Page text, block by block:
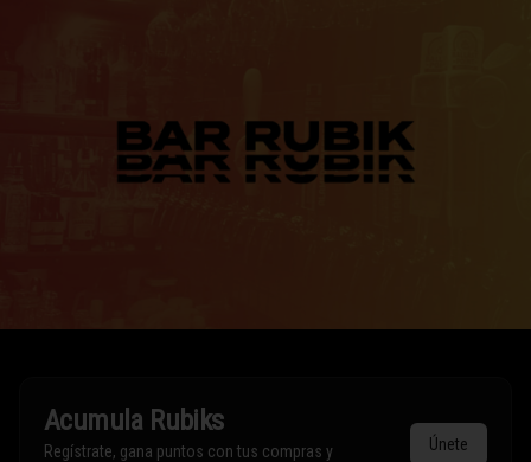
Acumula Rubiks
Regístrate, gana puntos con tus compras y
Únete